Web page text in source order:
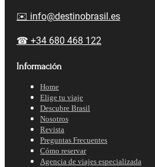
✉️ info@destinobrasil.es
☎ +34 680 468 122
Información
Home
Elige tu viaje
Descubre Brasil
Nosotros
Revista
Preguntas Frecuentes
Cómo reservar
Agencia de viajes especializada